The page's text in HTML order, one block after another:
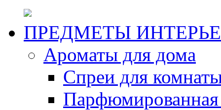
ПРЕДМЕТЫ
Ароматы для дома
Спреи для
Парфюмированная